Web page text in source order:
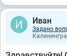
Иван
Задано